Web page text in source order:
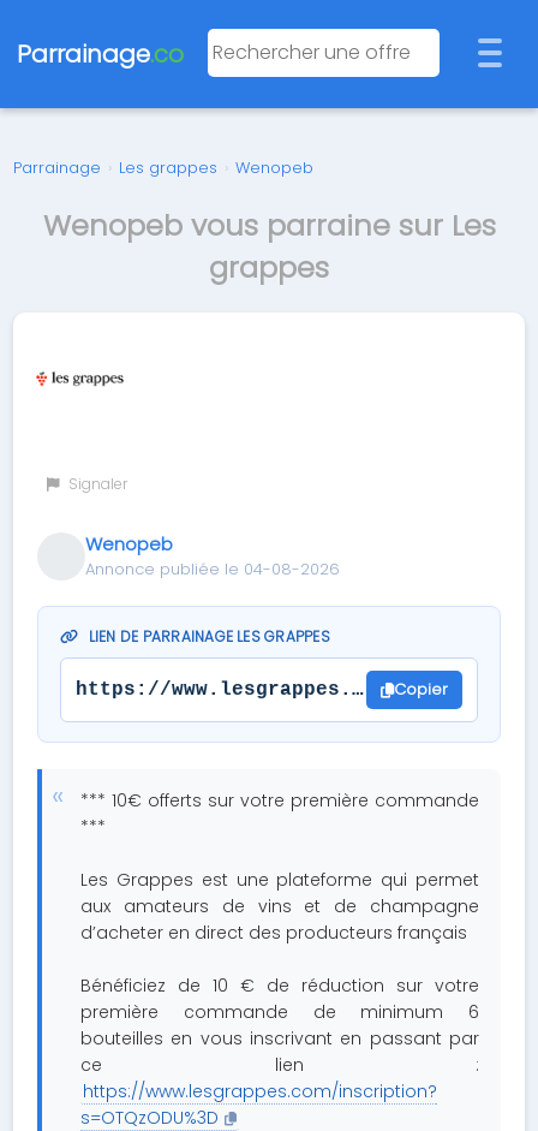
Parrainage.co
Parrainage › Les grappes › Wenopeb
Wenopeb vous parraine sur Les
grappes
Signaler
Wenopeb
Annonce publiée le 04-08-2026
LIEN DE PARRAINAGE LES GRAPPES
https://www.lesgrappes.com/ Copier
*** 10€ offerts sur votre première commande
***
Les Grappes est une plateforme qui permet
aux amateurs de vins et de champagne
d’acheter en direct des producteurs français
Bénéficiez de 10 € de réduction sur votre
première commande de minimum 6
bouteilles en vous inscrivant en passant par
ce lien :
https://www.lesgrappes.com/inscription?
s=OTQzODU%3D